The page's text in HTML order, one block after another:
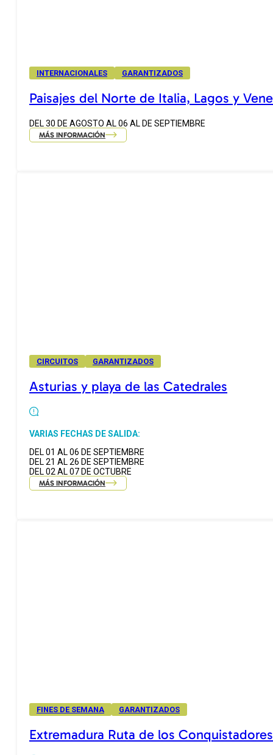
INTERNACIONALES GARANTIZADOS
Paisajes del Norte de Italia, Lagos y
DEL 30 DE AGOSTO AL 06 AL DE SEPTIEMBRE
MÁS INFORMACIÓN
CIRCUITOS GARANTIZADOS
Asturias y playa de las Catedrales
VARIAS FECHAS DE SALIDA:
DEL 01 AL 06 DE SEPTIEMBRE
DEL 21 AL 26 DE SEPTIEMBRE
DEL 02 AL 07 DE OCTUBRE
MÁS INFORMACIÓN
FINES DE SEMANA GARANTIZADOS
Extremadura Ruta de los Conquistadores